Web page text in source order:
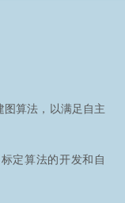
PD/PID控制、运动
、webots、
臂等）、腿足式机
；
独立完成机器人功
图算法，以满足自主
定算法的开发和自